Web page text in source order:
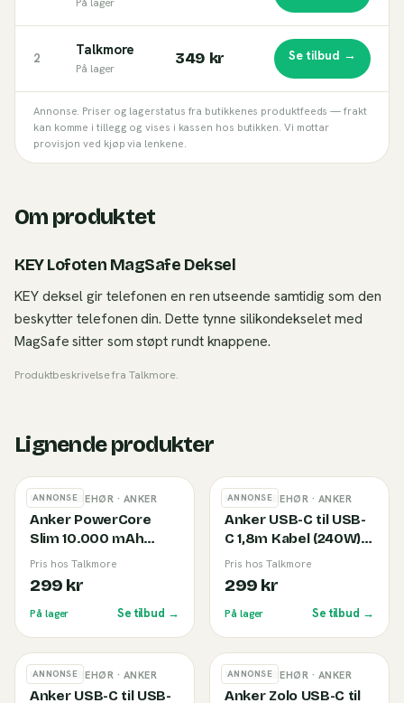
2 Talkmore
På lager
349 kr Se tilbud →
Annonse. Priser og lagerstatus fra butikkenes produktfeeds — frakt
kan komme i tillegg og vises i kassen hos butikken. Vi mottar
provisjon ved kjøp via lenkene.
Om produktet
KEY Lofoten MagSafe Deksel
KEY deksel gir telefonen en ren utseende samtidig som den
beskytter telefonen din. Dette tynne silikondekselet med
MagSafe sitter som støpt rundt knappene.
Produktbeskrivelse fraTalkmore.
Lignende produkter
ANNONSE
MOBILTILBEHØR · ANKER
Anker PowerCore
Slim 10.000 mAh
Powerbank Black
Pris hos Talkmore
299 kr
På lager Se tilbud →
ANNONSE
MOBILTILBEHØR · ANKER
Anker USB-C til USB-
C 1,8m Kabel (240W)
Black
Pris hos Talkmore
299 kr
På lager Se tilbud →
ANNONSE
MOBILTILBEHØR · ANKER
Anker USB-C til USB-
ANNONSE
MOBILTILBEHØR · ANKER
Anker Zolo USB-C til